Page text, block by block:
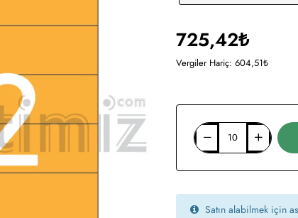
725,42₺
Vergiler Hariç: 604,51₺
Satın alabilmek için